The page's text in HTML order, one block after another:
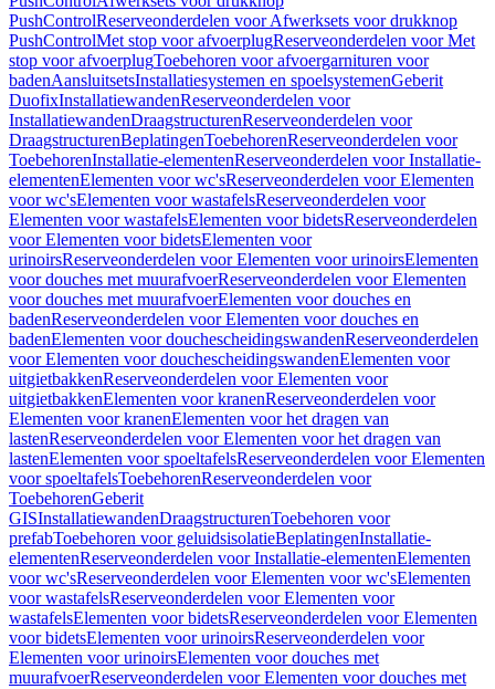
PushControlReserveonderdelen voor Afwerksets voor drukknop
PushControlMet stop voor afvoerplugReserveonderdelen voor Met
stop voor afvoerplugToebehoren voor afvoergarnituren voor
badenAansluitsetsInstallatiesystemen en spoelsystemenGeberit
DuofixInstallatiewandenReserveonderdelen voor
InstallatiewandenDraagstructurenReserveonderdelen voor
DraagstructurenBeplatingenToebehorenReserveonderdelen voor
ToebehorenInstallatie-elementenReserveonderdelen voor Installatie-
elementenElementen voor wc'sReserveonderdelen voor Elementen
voor wc'sElementen voor wastafelsReserveonderdelen voor
Elementen voor wastafelsElementen voor bidetsReserveonderdelen
voor Elementen voor bidetsElementen voor
urinoirsReserveonderdelen voor Elementen voor urinoirsElementen
voor douches met muurafvoerReserveonderdelen voor Elementen
voor douches met muurafvoerElementen voor douches en
badenReserveonderdelen voor Elementen voor douches en
badenElementen voor douchescheidingswandenReserveonderdelen
voor Elementen voor douchescheidingswandenElementen voor
uitgietbakkenReserveonderdelen voor Elementen voor
uitgietbakkenElementen voor kranenReserveonderdelen voor
Elementen voor kranenElementen voor het dragen van
lastenReserveonderdelen voor Elementen voor het dragen van
lastenElementen voor spoeltafelsReserveonderdelen voor Elementen
voor spoeltafelsToebehorenReserveonderdelen voor
ToebehorenGeberit
GISInstallatiewandenDraagstructurenToebehoren voor
prefabToebehoren voor geluidsisolatieBeplatingenInstallatie-
elementenReserveonderdelen voor Installatie-elementenElementen
voor wc'sReserveonderdelen voor Elementen voor wc'sElementen
voor wastafelsReserveonderdelen voor Elementen voor
wastafelsElementen voor bidetsReserveonderdelen voor Elementen
voor bidetsElementen voor urinoirsReserveonderdelen voor
Elementen voor urinoirsElementen voor douches met
muurafvoerReserveonderdelen voor Elementen voor douches met